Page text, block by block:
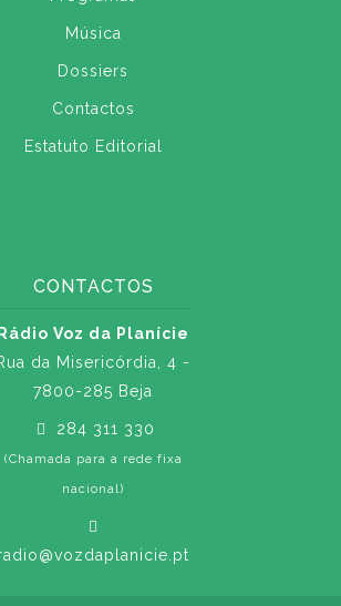
Música
Dossiers
Contactos
Estatuto Editorial
CONTACTOS
Rádio Voz da Planície
da Misericórdia, 4 -
7800-285 Beja
284 311 330
(Chamada para a rede fixa
nacional)